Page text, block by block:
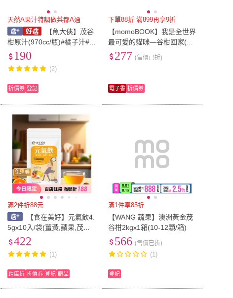
天然A果汁特調做菜都A通
【魚大俠】茂谷
柑原汁(970cc/瓶)#橘子汁#
蜜柑汁-1H6B 魚大俠 AR275
190
(2)
折價券 登記
下單88折 滿899再享9折
【momoBOOK】我是全世界
最可愛的貓咪—谷柑回家(電
子書)
277 (售價已折)
電子書 折價券
免運券
滿2件折88元
【食在美好】元氣飲4.
5gx10入/袋(薑黃,蘋果,茂谷
柑,鳳梨,薑)
422
(1)
跨店折 折價券 登記 贈品
滿1件享85折
【WANG 蔬果】澳洲黃金茂
谷柑2kgx1箱(10-12顆/箱)
566 (售價已折)
(1)
登記